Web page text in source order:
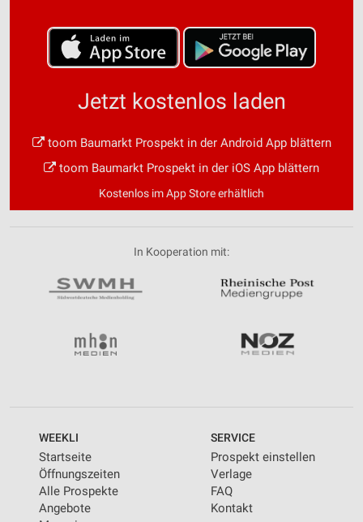
Jetzt kostenlos laden
toom Baumarkt Prospekt in der Android App blättern
toom Baumarkt Prospekt in der iOS App blättern
Kostenlos im App Store erhältlich
In Kooperation mit:
WEEKLI
Startseite
Öffnungszeiten
Alle Prospekte
Angebote
SERVICE
Prospekt einstellen
Verlage
FAQ
Kontakt